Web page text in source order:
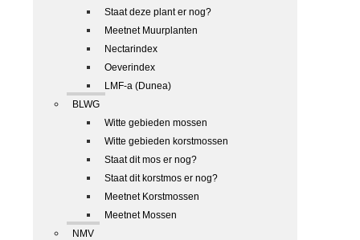
Staat deze plant er nog?
Meetnet Muurplanten
Nectarindex
Oeverindex
LMF-a (Dunea)
BLWG
Witte gebieden mossen
Witte gebieden korstmossen
Staat dit mos er nog?
Staat dit korstmos er nog?
Meetnet Korstmossen
Meetnet Mossen
NMV